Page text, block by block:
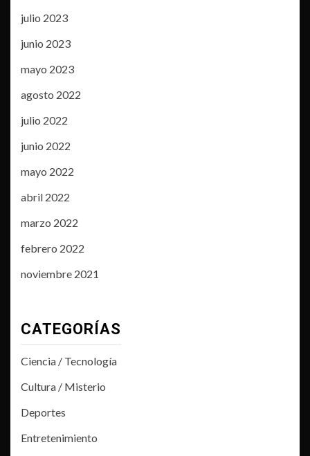
julio 2023
junio 2023
mayo 2023
agosto 2022
julio 2022
junio 2022
mayo 2022
abril 2022
marzo 2022
febrero 2022
noviembre 2021
CATEGORÍAS
Ciencia / Tecnología
Cultura / Misterio
Deportes
Entretenimiento